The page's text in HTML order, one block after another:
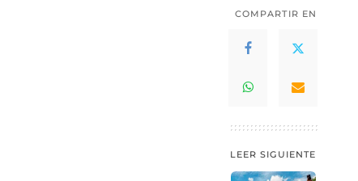
COMPARTIR EN
LEER SIGUIENTE